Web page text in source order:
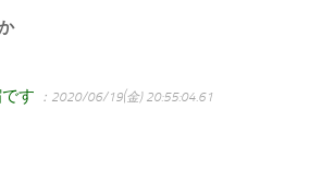
す ：2020/06/19(金) 20:55:04.61